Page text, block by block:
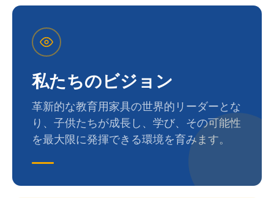
私たちのビジョン
革新的な教育用家具の世界的リーダーとな
り、子供たちが成長し、学び、その可能性
を最大限に発揮できる環境を育みます。